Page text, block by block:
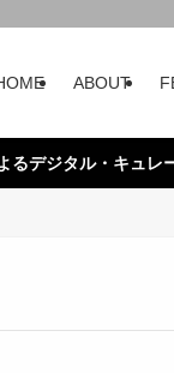
ABOUT
デジタル・キュレ